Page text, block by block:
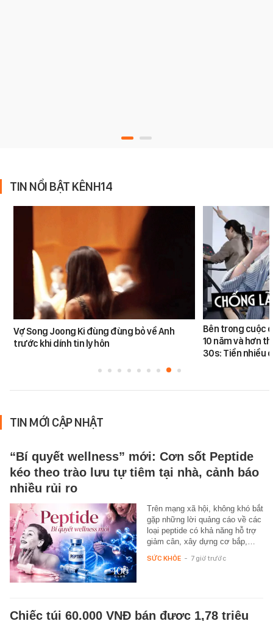
TIN NỔI BẬT KÊNH14
Vợ Song Joong Ki đùng đùng bỏ về Anh
trước khi dính tin ly hôn
Bên trong cuộc
10 năm và hơn
30s: Tiền nhiều
TIN MỚI CẬP NHẬT
“Bí quyết wellness” mới: Cơn sốt Peptide
kéo theo trào lưu tự tiêm tại nhà, cảnh báo
nhiều rủi ro
Trên mạng xã hội, không khó bắt
gặp những lời quảng cáo về các
loại peptide có khả năng hỗ trợ
giảm cân, xây dựng cơ bắp,…
SỨC KHỎE - 7 giờ trước
Chiếc túi 60.000 VNĐ bán được 1,78 triệu